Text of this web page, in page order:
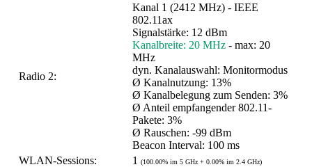
Radio 2:
Kanal 1 (2412 MHz) - IEEE
802.11ax
Signalstärke: 12 dBm
Kanalbreite: 20 MHz - max: 20
MHz
dyn. Kanalauswahl: Monitormodus
Ø Kanalnutzung: 13%
Ø Kanalbelegung zum Senden: 3%
Ø Anteil empfangender 802.11-
Pakete: 3%
Ø Rauschen: -99 dBm
Beacon Interval: 100 ms
WLAN-Sessions:
1 (100.00% im 5 GHz + 0.00% im 2.4 GHz)